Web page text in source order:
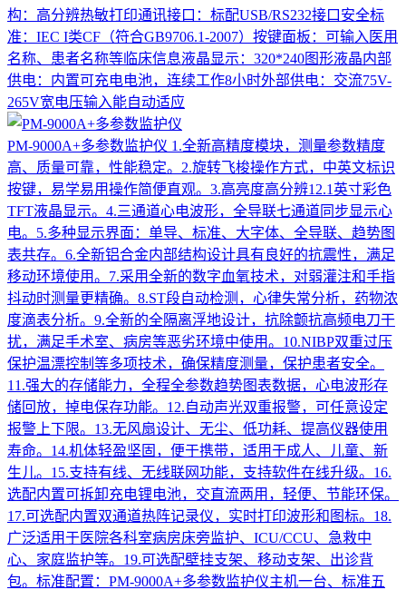
构：高分辨热敏打印通讯接口：标配USB/RS232接口安全标
准：IEC I类CF（符合GB9706.1-2007）按键面板：可输入医用
名称、患者名称等临床信息液晶显示：320*240图形液晶内部
供电：内置可充电电池，连续工作8小时外部供电：交流75V-
265V宽电压输入能自动适应
PM-9000A+多参数监护仪 1.全新高精度模块，测量参数精度
高、质量可靠，性能稳定。2.旋转飞梭操作方式，中英文标识
按键，易学易用操作简便直观。3.高亮度高分辨12.1英寸彩色
TFT液晶显示。4.三通道心电波形，全导联七通道同步显示心
电。5.多种显示界面：单导、标准、大字体、全导联、趋势图
表共存。6.全新铝合金内部结构设计具有良好的抗震性，满足
移动环境使用。7.采用全新的数字血氧技术，对弱灌注和手指
抖动时测量更精确。8.ST段自动检测，心律失常分析，药物浓
度滴表分析。9.全新的全隔离浮地设计，抗除颤抗高频电刀干
扰，满足手术室、病房等恶劣环境中使用。10.NIBP双重过压
保护温漂控制等多项技术，确保精度测量，保护患者安全。
11.强大的存储能力，全程全参数趋势图表数据，心电波形存
储回放，掉电保存功能。12.自动声光双重报警，可任意设定
报警上下限。13.无风扇设计、无尘、低功耗、提高仪器使用
寿命。14.机体轻盈坚固，便于携带，适用于成人、儿童、新
生儿。15.支持有线、无线联网功能，支持软件在线升级。16.
选配内置可拆卸充电锂电池，交直流两用，轻便、节能环保。
17.可选配内置双通道热阵记录仪，实时打印波形和图标。18.
广泛适用于医院各科室病房床旁监护、ICU/CCU、急救中
心、家庭监护等。19.可选配壁挂支架、移动支架、出诊背
包。标准配置：PM-9000A+多参数监护仪主机一台、标准五